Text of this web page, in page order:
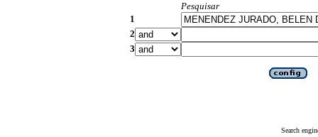
Pesquisar
1
2
3
Search